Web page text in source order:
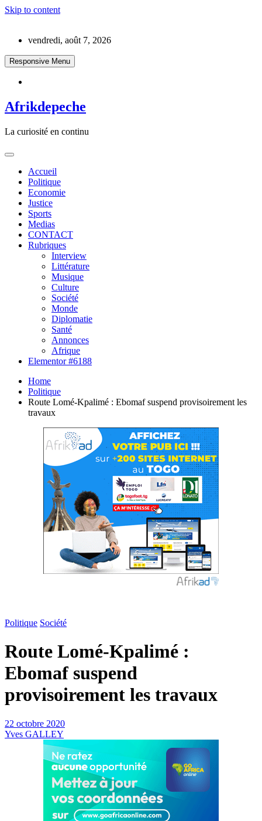
Skip to content
vendredi, août 7, 2026
Responsive Menu
Afrikdepeche
La curiosité en continu
Accueil
Politique
Economie
Justice
Sports
Medias
CONTACT
Rubriques
Interview
Littérature
Musique
Culture
Société
Monde
Diplomatie
Santé
Annonces
Afrique
Elementor #6188
Home
Politique
Route Lomé-Kpalimé : Ebomaf suspend provisoirement les
travaux
Politique Société
Route Lomé-Kpalimé :
Ebomaf suspend
provisoirement les travaux
22 octobre 2020
Yves GALLEY